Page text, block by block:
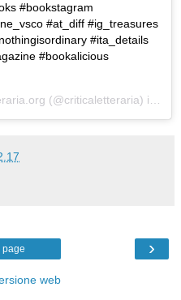
#bookstagram
#at_diff #ig_treasures
#ita_details
#bookalicious
(@criticaletteraria) in data:
›
page
web